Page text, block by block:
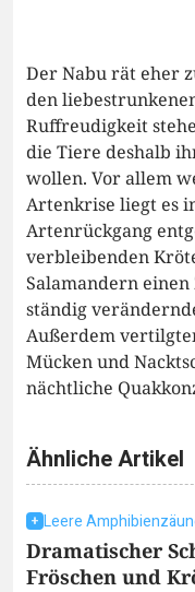
Der Nabu rät eher
den
Ruffreudigkeit
die Tiere deshalb
wollen. Vor allem
Artenkrise liegt es
Artenrückgang
verbleibenden
Salamandern
ständig
Außerdem
Mücken und
nächtliche
Ähnliche Artikel
Leere
Dramatischer
Fröschen und